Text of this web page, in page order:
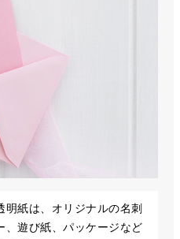
紙は、オリジナルの名刺
、遊び紙、パッケージなど